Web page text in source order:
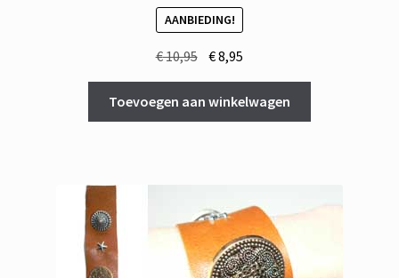
AANBIEDING!
€10,95 Oorspronkelijke
prijs
was:
€ 10,95.
€8,95
prijs
is:
€ 8,95.
Toevoegen aan winkelwagen